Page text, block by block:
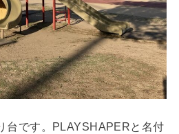
台です。PLAYSHAPERと名付